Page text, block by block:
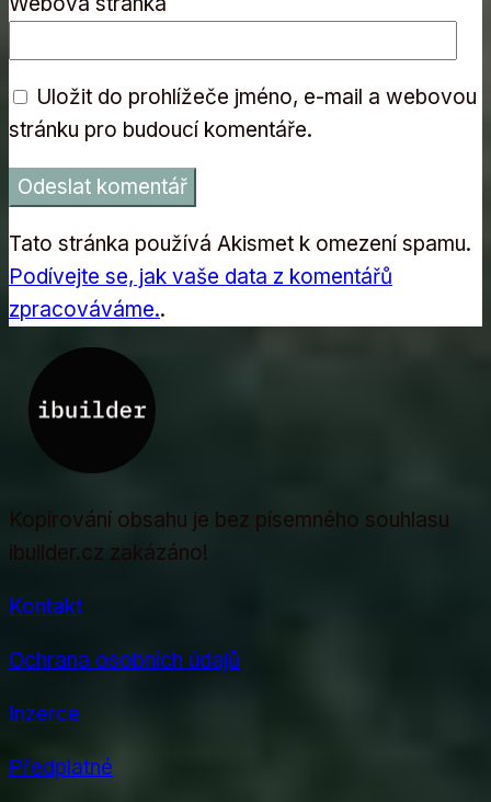
Uložit do prohlížeče jméno, e-mail a webovou
stránku pro budoucí komentáře.
Tato stránka používá Akismet k omezení spamu.
Podívejte se, jak vaše data z komentářů
zpracováváme..
Kopírování obsahu je bez písemného souhlasu
ibuilder.cz zakázáno!
Kontakt
Ochrana osobních údajů
Inzerce
Předplatné